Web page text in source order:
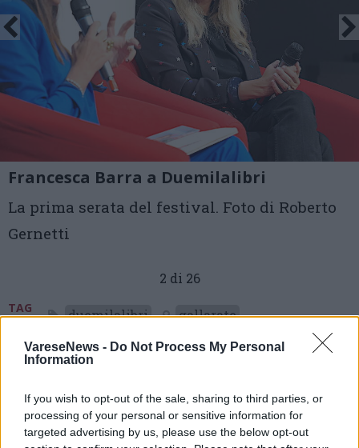
VareseNews - Do Not Process My Personal
Information
If you wish to opt-out of the sale, sharing to third parties, or
processing of your personal or sensitive information for
targeted advertising by us, please use the below opt-out
Francesca Barra a Duemilalibri
La prima serata del festival. Foto di Roberto
Gernetti
2 di 26
TAG duemilalibri gallarate
Leggi l'articolo:
Dalle serate del Premio Nobel alle trincee d’Ucraina, il
giro del mondo con Duemilalibri